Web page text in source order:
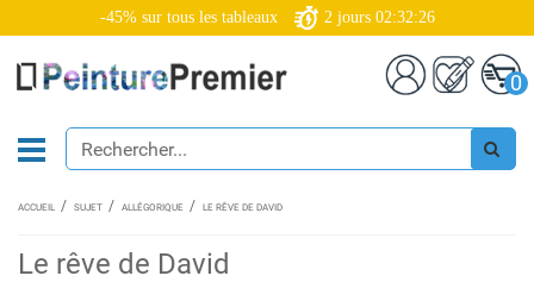
-45% sur tous les tableaux 2 jours 02:32:25
0
ACCUEIL SUJET ALLÉGORIQUE LE RÊVE DE DAVID
Le rêve de David